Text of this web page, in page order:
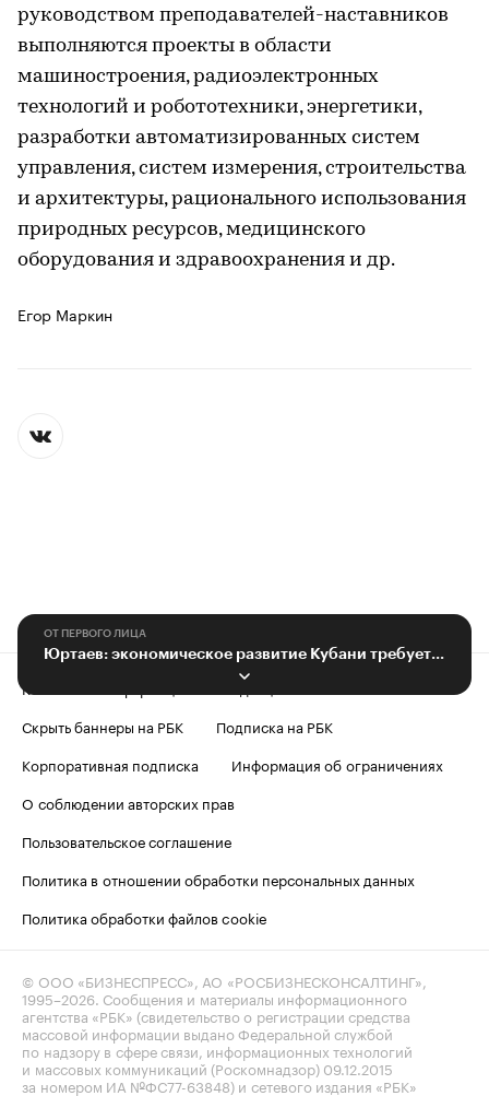
руководством преподавателей-наставников
выполняются проекты в области
машиностроения, радиоэлектронных
технологий и робототехники, энергетики,
разработки автоматизированных систем
управления, систем измерения, строительства
и архитектуры, рационального использования
природных ресурсов, медицинского
оборудования и здравоохранения и др.
Егор Маркин
ОТ ПЕРВОГО ЛИЦА
Контактная информация
Редакция
Скрыть баннеры на РБК
Подписка на РБК
Корпоративная подписка
Информация об ограничениях
О соблюдении авторских прав
Пользовательское соглашение
Политика в отношении обработки персональных данных
Политика обработки файлов cookie
© ООО «БИЗНЕСПРЕСС», АО «РОСБИЗНЕСКОНСАЛТИНГ»,
1995–2026 . Сообщения и материалы информационного
агентства «РБК» (свидетельство о регистрации средства
массовой информации выдано Федеральной службой
по надзору в сфере связи, информационных технологий
и массовых коммуникаций (Роскомнадзор) 09.12.2015
за номером ИА №ФС77-63848) и сетевого издания «РБК»